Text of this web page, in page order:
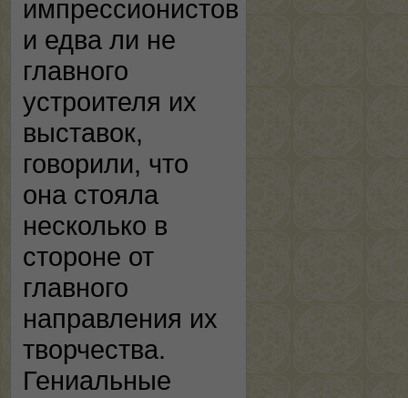
импрессионистов
и едва ли не
главного
устроителя их
выставок,
говорили, что
она стояла
несколько в
стороне от
главного
направления их
творчества.
Гениальные